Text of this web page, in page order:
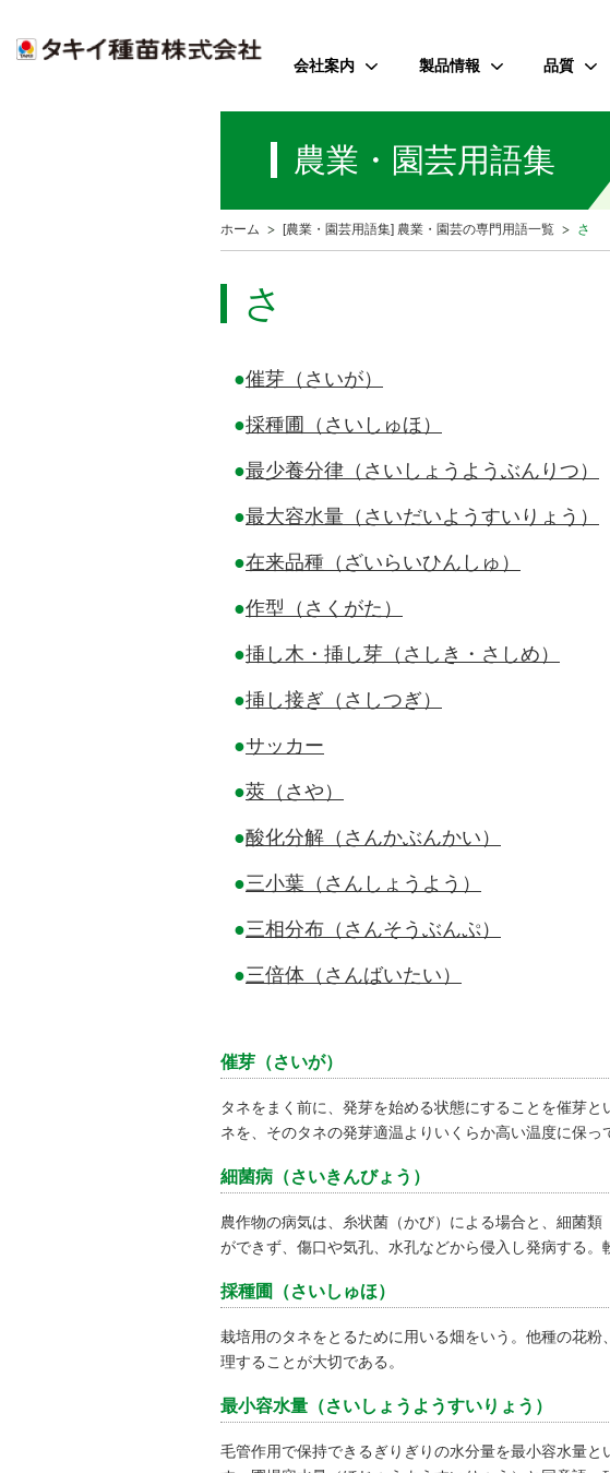
会社案内
会社のミッション
受賞歴
製品情報
花
品質
研究農場/品種
公的研究費の管理体
農業・園芸用語集
ホーム [農業・園芸用語集] 農業・園芸の専門用語一覧 さ
さ
●催芽（さいが）
●採種圃（さいしゅほ）
●最少養分律（さいしょうようぶんりつ）
●最大容水量（さいだいようすいりょう）
●在来品種（ざいらいひんしゅ）
●作型（さくがた）
●挿し木・挿し芽（さしき・さしめ）
●挿し接ぎ（さしつぎ）
●サッカー
●莢（さや）
●酸化分解（さんかぶんかい）
●三小葉（さんしょうよう）
●三相分布（さんそうぶんぷ）
●三倍体（さんばいたい）
催芽（さいが）
タネをまく前に、発芽を始める状態にすることを催芽
ネを、そのタネの発芽適温よりいくらか高い温度に保っ
細菌病（さいきんびょう）
農作物の病気は、糸状菌（かび）による場合と、細菌
ができず、傷口や気孔、水孔などから侵入し発病する
採種圃（さいしゅほ）
栽培用のタネをとるために用いる畑をいう。他種の花
理することが大切である。
最小容水量（さいしょうようすいりょう）
毛管作用で保持できるぎりぎりの水分量を最小容水量